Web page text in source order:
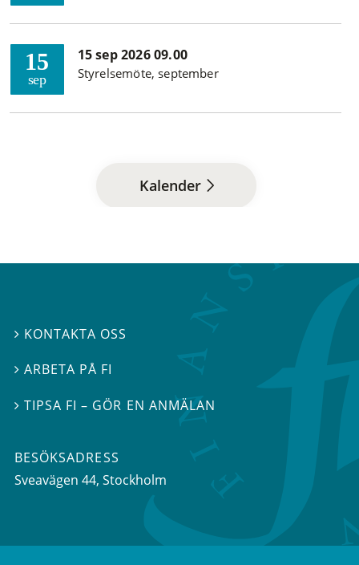
15
sep
15 sep 2026 09.00
Styrelsemöte, september
Kalender
 KONTAKTA OSS
ARBETA PÅ FI
TIPSA FI – GÖR EN ANMÄLAN
BESÖKSADRESS
Sveavägen 44, Stockholm